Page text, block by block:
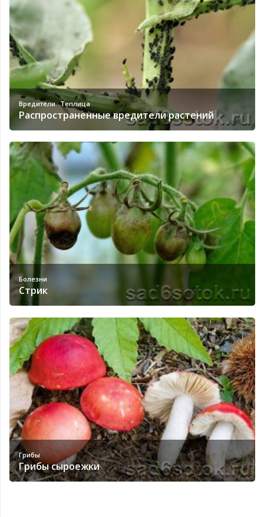
Вредители,Теплица
Распространенные вредители растений
Болезни
Стрик
Грибы
Грибы сыроежки